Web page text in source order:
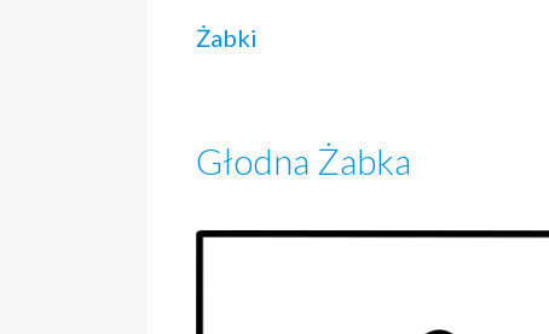
Żabki
Głodna Żabka